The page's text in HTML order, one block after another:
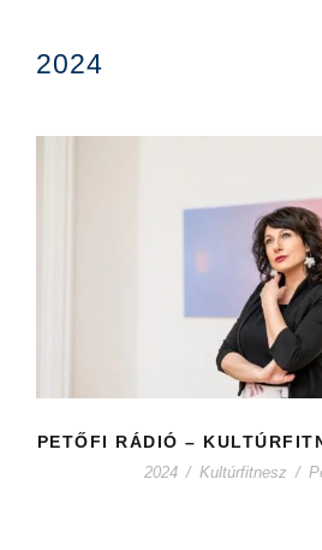
2024
PETŐFI RÁDIÓ –
2024 / Kultúrfitnesz /